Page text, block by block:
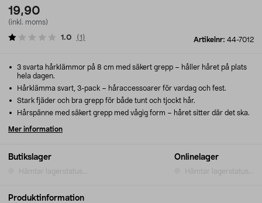
19,90
(inkl. moms)
Artikelnr: 44-7012
1.0 (1 )
Butikslager
Hämtar lagerstatus...
Onlinelager
Hämtar lagerstatus...
3 svarta hårklämmor på 8 cm med säkert grepp – håller håret på plats
hela dagen.
Hårklämma svart, 3-pack – håraccessoarer för vardag och fest.
Stark fjäder och bra grepp för både tunt och tjockt hår.
Hårspänne med säkert grepp med vågig form – håret sitter där det ska.
Mer information
Produktinformation